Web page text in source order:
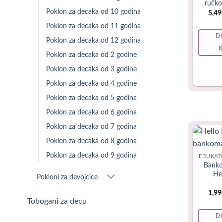
Poklon za decaka od 10 godina
Poklon za decaka od 11 godina
Poklon za decaka od 12 godina
Poklon za decaka od 2 godine
Poklon za decaka od 3 godine
Poklon za decaka od 4 godine
Poklon za decaka od 5 godina
Poklon za decaka od 6 godina
Poklon za decaka od 7 godina
Poklon za decaka od 8 godina
Poklon za decaka od 9 godina
Pokloni za devojcice
Tobogani za decu
Deset
dovoljno
postoji
Od
Ako
imaju
Ali sjajna